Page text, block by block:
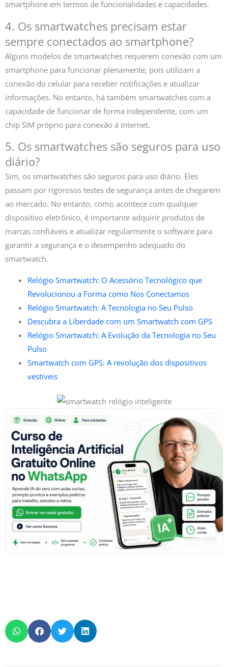
smartphone em termos de funcionalidades e capacidades.
4. Os smartwatches precisam estar
sempre conectados ao smartphone?
Alguns modelos de smartwatches requerem conexão com um
smartphone para funcionar plenamente, pois utilizam a
conexão do celular para receber notificações e atualizar
informações. No entanto, há também smartwatches com a
capacidade de funcionar de forma independente, com um
chip SIM próprio para conexão à internet.
5. Os smartwatches são seguros para uso
diário?
Sim, os smartwatches são seguros para uso diário. Eles
passam por rigorosos testes de segurança antes de chegarem
ao mercado. No entanto, como acontece com qualquer
dispositivo eletrônico, é importante adquirir produtos de
marcas confiáveis e atualizar regularmente o software para
garantir a segurança e o desempenho adequado do
smartwatch.
Relógio Smartwatch: O Acessório Tecnológico que
Revolucionou a Forma como Nos Conectamos
Relógio Smartwatch: A Tecnologia no Seu Pulso
Descubra a Liberdade com um Smartwatch com GPS
Relógio Smartwatch: A Evolução da Tecnologia no Seu
Pulso
Smartwatch com GPS: A revolução dos dispositivos
vestíveis